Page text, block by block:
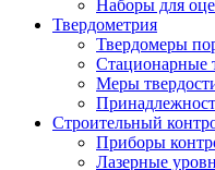
Наборы для
Твердометрия
Твердомеры
Стационарные
Меры
Строительный
Приборы
Лазерные